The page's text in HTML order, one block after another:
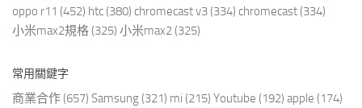
oppo r11 (452) htc (380) chromecast v3 (334) chromecast (334)
小米max2規格 (325) 小米max2 (325)
常用關鍵字
商業合作 (657) Samsung (321) mi (215) Youtube (192) apple (174)